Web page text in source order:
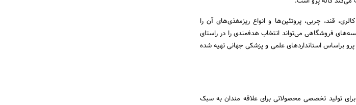
قند، چربی، پروتئین‌ها و انواع ریز‌مغذی‌های آن را
فروشگاهی می‌تواند انتخاب هدفمندی را در راستای
براساس استانداردهای علمی و پزشکی جهانی تهیه شده
تولید تخصصی محصولاتی برای علاقه مندان به سبک